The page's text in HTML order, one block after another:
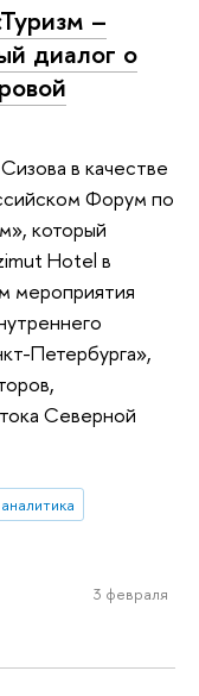
–
диалог о
в качестве
Форум по
который
Hotel в
мероприятия
Петербурга»,
Северной
3 февраля